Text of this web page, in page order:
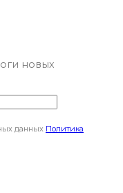
новых
данных Политика